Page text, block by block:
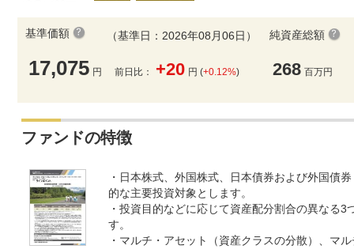
基準価額
17,075 円
（基準日：2026年08月06日）
前日比： +20 円 (+0.12%)
純資産総額
268 百万円
ファンドの特徴
・日本株式、外国株式、日本債券および外国債
的な主要投資対象とします。
・投資目的などに応じて資産配分割合の異なる3
す。
・マルチ・アセット（資産クラスの分散）、マ